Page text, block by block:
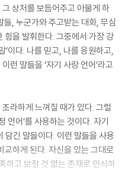
상처를 보듬어주고 아물게 하
, 누군가와 주고받는 대화, 무심
힘을 발휘한다. 그중에서 가장 강
’이다. 나를 믿고, 나를 응원하고,
런 말들을 ‘자기 사랑 언어’라고
라하게 느껴질 때가 있다. 그럴
언어’를 사용하는 것이다. 자기
담긴 말들이다. 이런 말들을 사용
하게 된다. 자신을 있는 그대로
하고 보잘 것 없는 존재로 인식하